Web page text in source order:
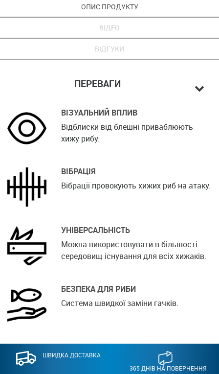
ОПИС ПРОДУКТУ
ВІДЕО
ВІДГУКИ
ПЕРЕВАГИ
ВІЗУАЛЬНИЙ ВПЛИВ
Відблиски від блешні приваблюють
хижу рибу.
ВІБРАЦІЯ
Вібрації провокують хижих риб на атаку.
УНІВЕРСАЛЬНІСТЬ
Можна використовувати в більшості
середовищ існування для всіх хижаків.
БЕЗПЕКА ДЛЯ РИБИ
Система швидкої заміни гачків.
ШВИДКА ДОСТАВКА
365 ДНІВ НА ПОВЕРНЕННЯ